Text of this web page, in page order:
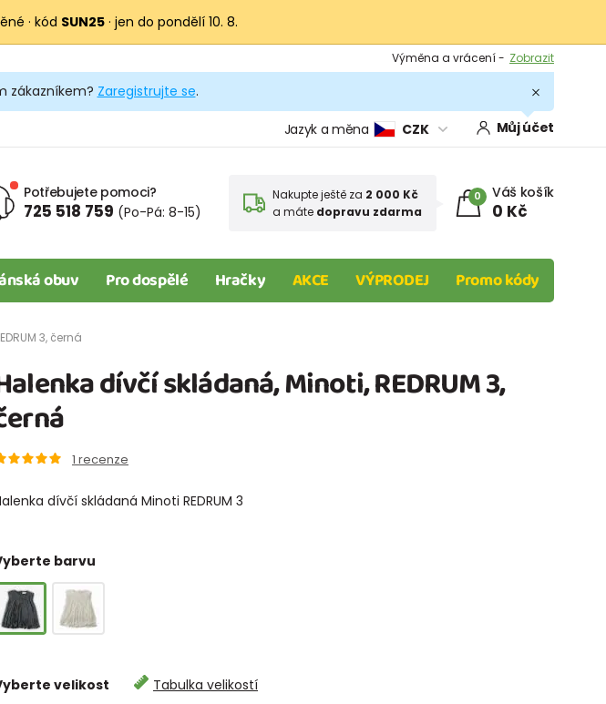
· kód SUN25 · jen do pondělí 10. 8.
Výměna a vrácení - Zobrazit
zákazníkem? Zaregistrujte se.
Jazyk a měna CZK Můj účet
Potřebujete pomoci?
725 518 759 (Po-Pá: 8-15)
Nakupte ještě za 2 000 Kč
a máte dopravu zdarma
0 Váš košík
0 Kč
obuv Pro dospělé Hračky AKCE VÝPRODEJ Promo kódy
3, černá
dívčí skládaná, Minoti, REDRUM 3,
1 recenze
dívčí skládaná Minoti REDRUM 3
barvu
velikost
Tabulka velikostí